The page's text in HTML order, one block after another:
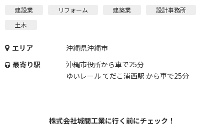
建設業 リフォーム 建築業
設計事務所
土木
エリア
沖縄県沖縄市
最寄り駅
沖縄市役所から車で25分
ゆいレール てだこ浦西駅 から車で25分
株式会社城間工業に行く前にチェック！